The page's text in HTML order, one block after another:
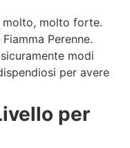
molto forte.
Perenne.
modi
per avere
per